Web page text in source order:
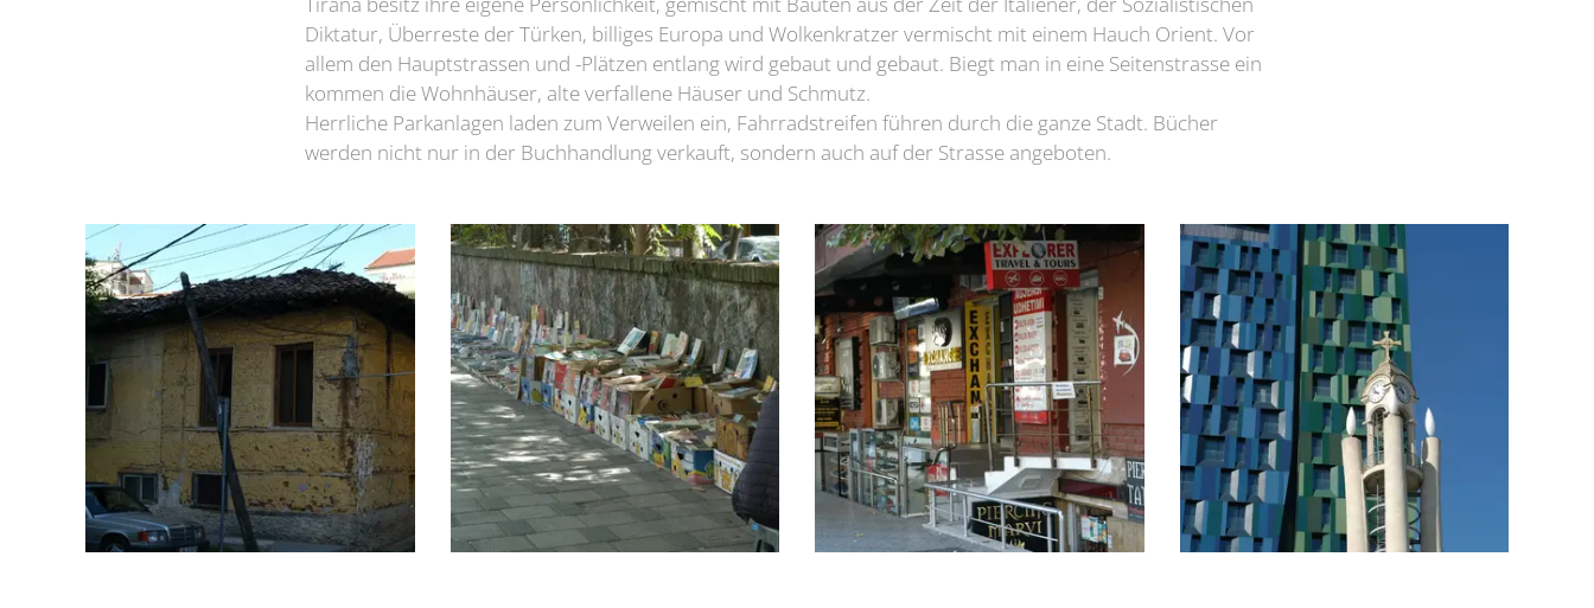
Diktatur, Überreste der Türken, billiges Europa und Wolkenkratzer vermischt mit einem Hauch Orient. Vor
allem den Hauptstrassen und -Plätzen entlang wird gebaut und gebaut. Biegt man in eine Seitenstrasse ein
kommen die Wohnhäuser, alte verfallene Häuser und Schmutz.
Herrliche Parkanlagen laden zum Verweilen ein, Fahrradstreifen führen durch die ganze Stadt. Bücher
werden nicht nur in der Buchhandlung verkauft, sondern auch auf der Strasse angeboten.